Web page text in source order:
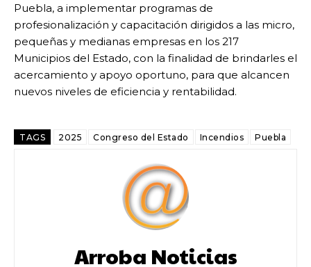
Puebla, a implementar programas de
profesionalización y capacitación dirigidos a las micro,
pequeñas y medianas empresas en los 217
Municipios del Estado, con la finalidad de brindarles el
acercamiento y apoyo oportuno, para que alcancen
nuevos niveles de eficiencia y rentabilidad.
TAGS 2025 Congreso del Estado Incendios Puebla
Arroba Noticias